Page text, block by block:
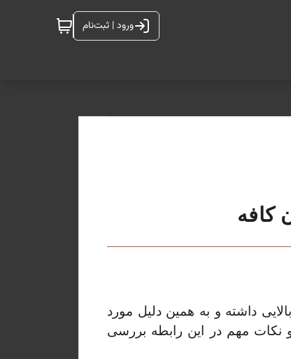
ورود | ثبت‌نام
کافه
داشته و به همین دلیل مورد
نکات مهم در این رابطه بررسی